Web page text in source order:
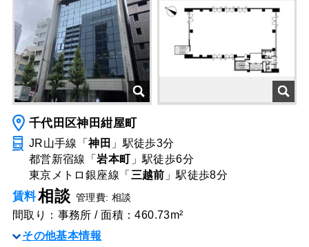
千代田区神田紺屋町
JR山手線「神田 」駅徒歩3分
都営新宿線「岩本町 」駅徒歩6分
東京メトロ銀座線「 三越前 」駅徒歩8分
賃料相談 管理費: 相談
間取り：事務所 / 面積：460.73m²
その他基本情報